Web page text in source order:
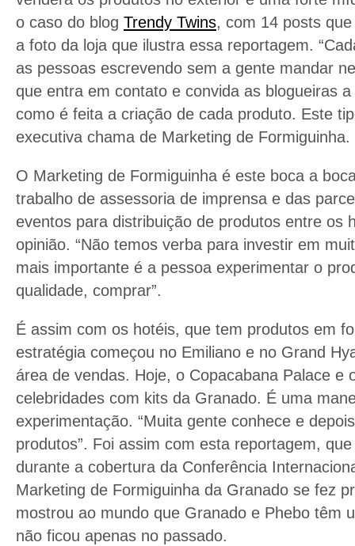
o caso do blog Trendy Twins, com 14 posts
a foto da loja que ilustra essa reportagem.
as pessoas escrevendo sem a gente mandar
que entra em contato e convida as blogueiras
como é feita a criação de cada produto. Este
executiva chama de Marketing de Formiguinha.
O Marketing de Formiguinha é este boca a
trabalho de assessoria de imprensa e das
eventos para distribuição de produtos entre os
opinião. “Não temos verba para investir em
mais importante é a pessoa experimentar o
qualidade, comprar”.
É assim com os hotéis, que tem produtos em
estratégia começou no Emiliano e no Grand
área de vendas. Hoje, o Copacabana Palace e
celebridades com kits da Granado. É uma
experimentação. “Muita gente conhece e
produtos”. Foi assim com esta reportagem,
durante a cobertura da Conferência
Marketing de Formiguinha da Granado se fez
mostrou ao mundo que Granado e Phebo têm
não ficou apenas no passado.